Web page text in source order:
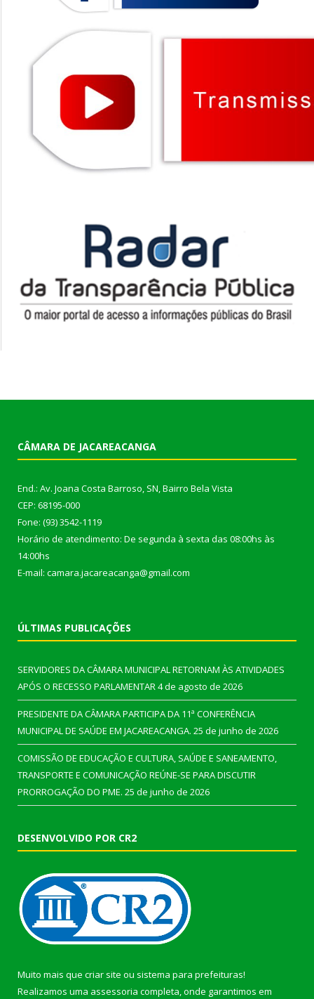
CÂMARA DE JACAREACANGA
End.: Av. Joana Costa Barroso, SN, Bairro Bela Vista
CEP: 68195-000
Fone: (93) 3542-1119
Horário de atendimento: De segunda à sexta das 08:00hs às
14:00hs
E-mail: camara.jacareacanga@gmail.com
ÚLTIMAS PUBLICAÇÕES
SERVIDORES DA CÂMARA MUNICIPAL RETORNAM ÀS ATIVIDADES
APÓS O RECESSO PARLAMENTAR4 de agosto de 2026
PRESIDENTE DA CÂMARA PARTICIPA DA 11ª CONFERÊNCIA
MUNICIPAL DE SAÚDE EM JACAREACANGA. 25 de junho de 2026
COMISSÃO DE EDUCAÇÃO E CULTURA, SAÚDE E SANEAMENTO,
TRANSPORTE E COMUNICAÇÃO REÚNE-SE PARA DISCUTIR
PRORROGAÇÃO DO PME. 25 de junho de 2026
DESENVOLVIDO POR CR2
Muito mais que criar site ou sistema para prefeituras!
Realizamos uma assessoria completa, onde garantimos em